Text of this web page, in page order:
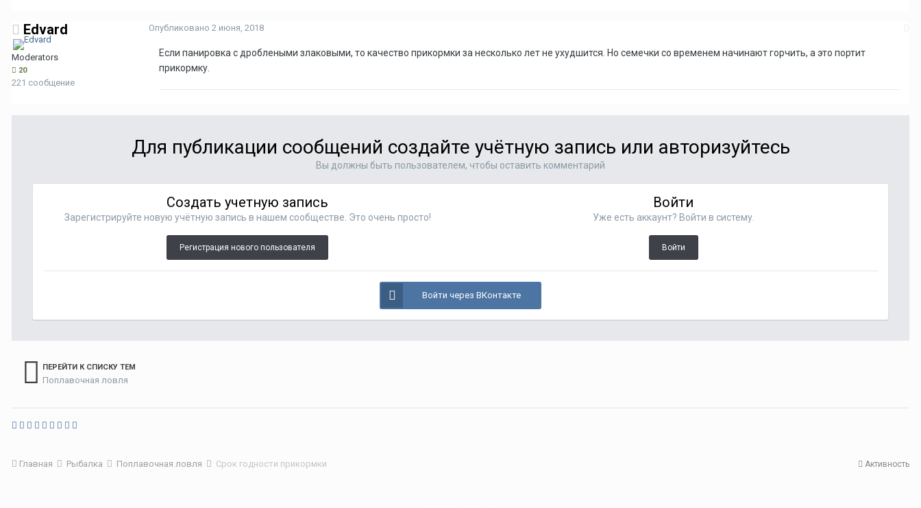
Edvard
Moderators
20
221 сообщение
Опубликовано 2 июня, 2018
Если панировка с дроблеными злаковыми, то качество прикормки за несколько лет не ухудшится. Но семечки со временем начинают горчить, а это портит
прикормку.
Для публикации сообщений создайте учётную запись или авторизуйтесь
Вы должны быть пользователем, чтобы оставить комментарий
Создать учетную запись
Зарегистрируйте новую учётную запись в нашем сообществе. Это очень просто!
Регистрация нового пользователя
Войти
Уже есть аккаунт? Войти в систему.
Войти
Войти через ВКонтакте
ПЕРЕЙТИ К СПИСКУ ТЕМ
Поплавочная ловля
Активность
Главная Рыбалка Поплавочная ловля Срок годности прикормки